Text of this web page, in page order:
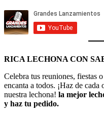
RICA LECHONA CON
Celebra tus reuniones, fiestas
encanta a todos. ¡Haz de
nuestra lechona! la mejor
y haz tu pedido.